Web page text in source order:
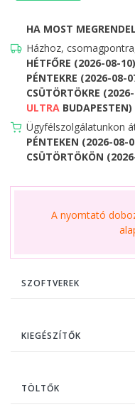
HA MOST
Házhoz,
HÉTFŐRE (2026-08-
PÉNTEKRE (2026-08-
CSÜTÖRTÖKRE
ULTRA BUDAPESTEN)
Ügyfélszolgálatunkon
PÉNTEKEN (2026-08-
CSÜTÖRTÖKÖN
A nyomtató
SZOFTVEREK
KIEGÉSZÍTŐK
TÖLTŐK